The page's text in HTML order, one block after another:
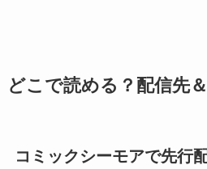
どこで読める？配信先
コミックシーモアで先行